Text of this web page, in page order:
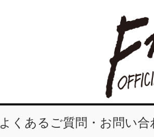
よくあるご質問・お問い合